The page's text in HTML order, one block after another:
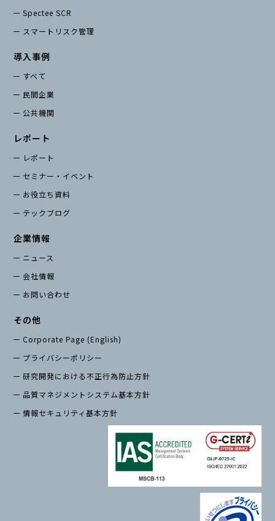
Spectee SCR
スマートリスク管理
導入事例
すべて
民間企業
公共機関
レポート
レポート
セミナー・イベント
お役立ち資料
テックブログ
企業情報
ニュース
会社情報
お問い合わせ
その他
Corporate Page (English)
プライバシーポリシー
研究開発における不正行為防止方針
品質マネジメントシステム基本方針
情報セキュリティ基本方針